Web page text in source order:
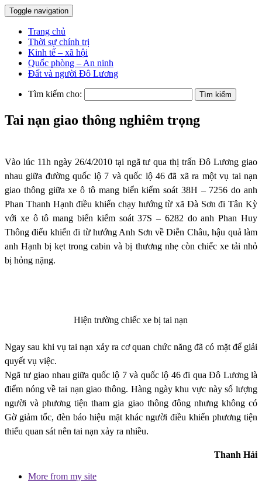
Toggle navigation
Trang chủ
Thời sự chính trị
Kinh tế – xã hội
Quốc phòng – An ninh
Đất và người Đô Lương
Tìm kiếm cho:
Tai nạn giao thông nghiêm trọng
Vào lúc 11h ngày 26/4/2010 tại ngã tư qua thị trấn Đô Lương giao
nhau giữa đường quốc lộ 7 và quốc lộ 46 đã xã ra một vụ tai nạn
giao thông giữa xe ô tô mang biển kiểm soát 38H – 7256 do anh
Phan Thanh Hạnh điều khiển chạy hướng từ xã Đà Sơn đi Tân Kỳ
với xe ô tô mang biển kiểm soát 37S – 6282 do anh Phan Huy
Thông điểu khiển đi từ hướng Anh Sơn về Diễn Châu, hậu quả làm
anh Hạnh bị kẹt trong cabin và bị thương nhẹ còn chiếc xe tải nhỏ
bị hỏng nặng.
Hiện trường chiếc xe bị tai nạn
Ngay sau khi vụ tai nạn xảy ra cơ quan chức năng đã có mặt để giải
quyết vụ việc.
Ngã tư giao nhau giữa quốc lộ 7 và quốc lộ 46 đi qua Đô Lương là
điểm nóng về tai nạn giao thông. Hàng ngày khu vực này số lượng
người và phương tiện tham gia giao thông đông nhưng không có
Gờ giảm tốc, đèn báo hiệu mặt khác người điều khiển phương tiện
thiếu quan sát nên tai nạn xảy ra nhiều.
Thanh Hải
More from my site